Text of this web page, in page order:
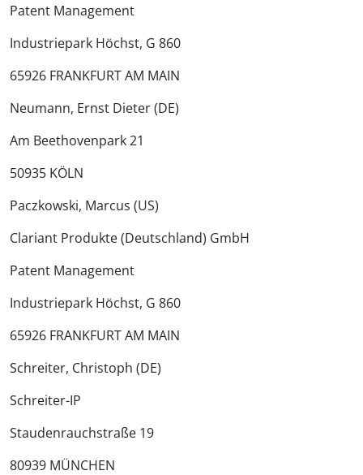
Patent Management
Industriepark Höchst, G 860
65926 FRANKFURT AM MAIN
Neumann, Ernst Dieter (DE)
Am Beethovenpark 21
50935 KÖLN
Paczkowski, Marcus (US)
Clariant Produkte (Deutschland) GmbH
Patent Management
Industriepark Höchst, G 860
65926 FRANKFURT AM MAIN
Schreiter, Christoph (DE)
Schreiter-IP
Staudenrauchstraße 19
80939 MÜNCHEN